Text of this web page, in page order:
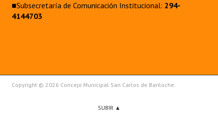
■Subsecretaría de Comunicación Institucional: 294-
4144703
Copyright © 2026 Concejo Municipal San Carlos de Bariloche.
SUBIR ▲